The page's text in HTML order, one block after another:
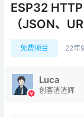
ESP32
（JSON、
免费项目 22年
Luca
创客渣渣辉